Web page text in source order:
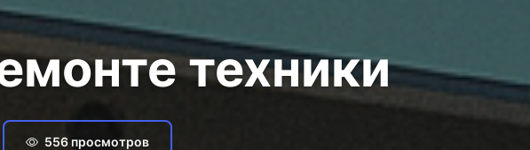
техники
556 просмотров